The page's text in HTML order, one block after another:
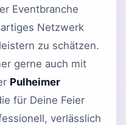
Eventbranche
Netzwerk
zu schätzen.
gerne auch mit
Pulheimer
für Deine Feier
verlässlich